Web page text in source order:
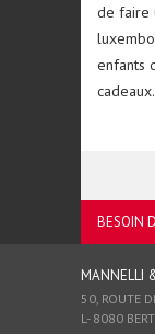
de faire
enfants
BESOIN
MANNELLI
50, ROUTE
L- 8080